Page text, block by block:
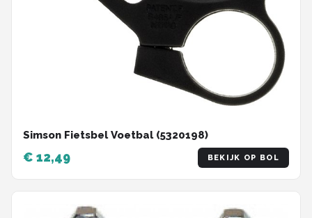
Simson Fietsbel Voetbal (5320198)
€ 12,49 BEKIJK OP BOL